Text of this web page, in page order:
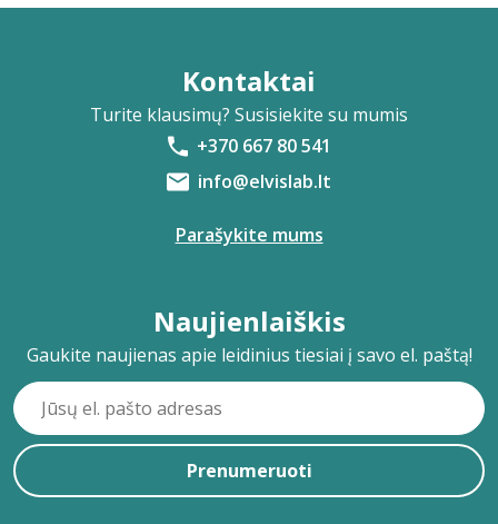
Kontaktai
Turite klausimų? Susisiekite su mumis
+370 667 80 541
info@elvislab.lt
Parašykite mums
Naujienlaiškis
Gaukite naujienas apie leidinius tiesiai į savo el. paštą!
Prenumeruoti